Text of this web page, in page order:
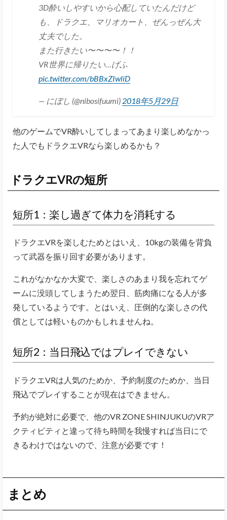
3D酔いしやすいから心配していたんだけど
も、ドラクエ、マリオカート、ぜんっぜん大
丈夫でした。
また行きたい〜〜〜〜！！
VR世界に帰りたい…げふ
pic.twitter.com/bBBxZIwliD
— にぼし (@nibosifuumi) 2018年5月29日
他のゲームでVR酔いしてしまってあまり楽しめなかっ
た人でもドラクエVRなら楽しめるかも？
ドラクエVRの短所
短所1：楽し過ぎて体力を消耗する
ドラクエVRを楽しむためとはいえ、10kgの装備を背負
って武器を振り回す必要があります。
これがなかなか大変で、楽しさのあまり我を忘れてゲ
ームに没頭してしまうため翌日、筋肉痛になる人が多
発しているようです。とはいえ、圧倒的な楽しさの代
償としては軽いものかもしれませんね。
短所2：当日飛込ではプレイできない
ドラクエVRは人気のためか、予約制度のためか、当日
飛込でプレイすることが現在はできません。
予約が絶対に必要で、他のVR ZONE SHINJUKUのVRア
クティビティと違って待ち時間を我慢すれば当日にで
きるわけではないので、注意が必要です！
まとめ